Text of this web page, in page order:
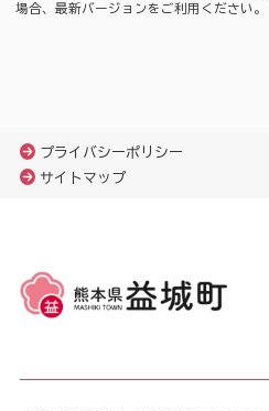
場合、最新バージョンをご利用ください。
プライバシーポリシー
サイトマップ